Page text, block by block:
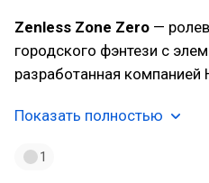
Zenless Zone Zero —
городского фэнтези с
разработанная компанией
Показать полностью
1